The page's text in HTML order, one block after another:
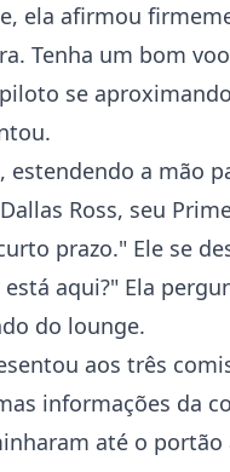
ela afirmou
Tenha um bom
se
estendendo a mão
Ross, seu
prazo." Ele se
aqui?" Ela
do lounge.
aos três
informações da
até o